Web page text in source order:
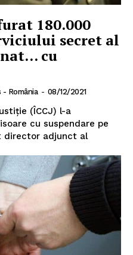
ROMÂNIA
180.000
secret al
cu
- România - 08/12/2021
(ÎCCJ) l-a
cu suspendare pe
director adjunct al